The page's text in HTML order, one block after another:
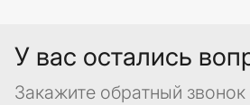
У вас остались
Закажите обратный звонок